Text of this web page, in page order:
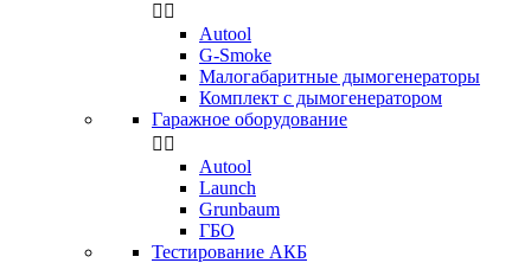
 
Аutool
G-Smoke
Малогабаритные дымогенераторы
Комплект с дымогенератором
Гаражное оборудование
 
Autool
Launch
Grunbaum
ГБО
Тестирование АКБ